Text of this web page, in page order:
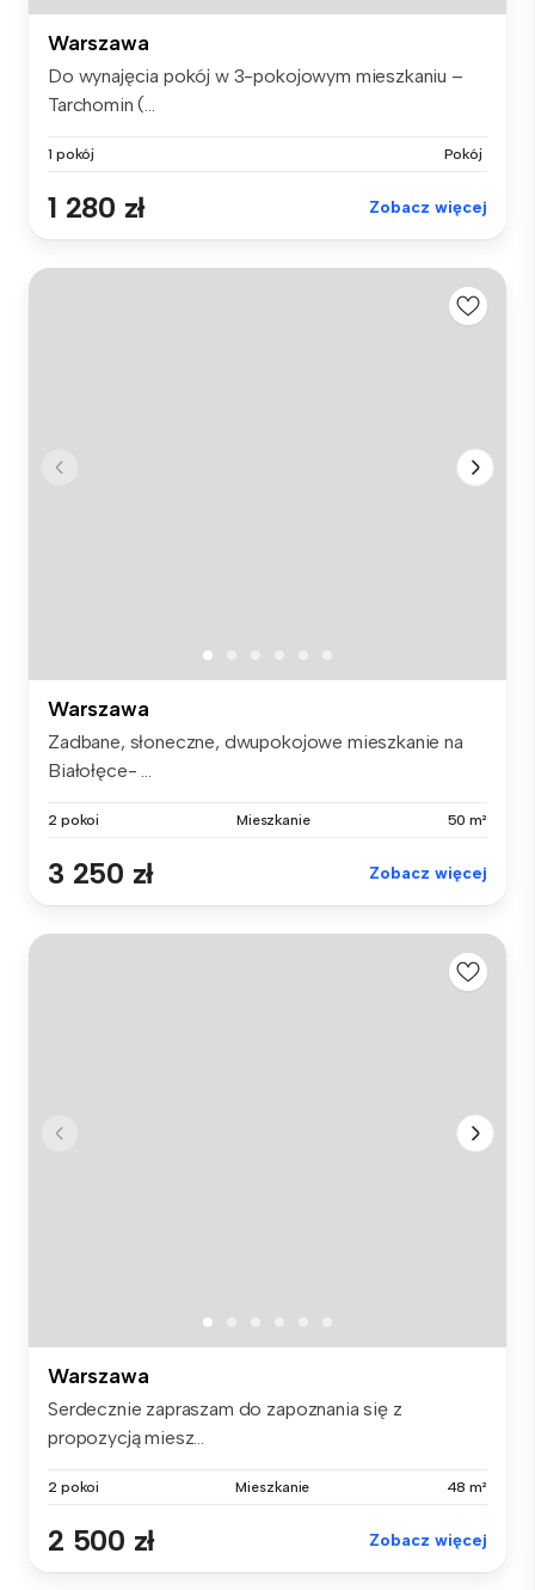
Warszawa
Do wynajęcia pokój w 3-pokojowym mieszkaniu –
Tarchomin (...
1 pokój Pokój
1 280 zł Zobacz więcej
Warszawa
Zadbane, słoneczne, dwupokojowe mieszkanie na
Białołęce- ...
2 pokoi Mieszkanie 50 m²
3 250 zł Zobacz więcej
Warszawa
Serdecznie zapraszam do zapoznania się z
propozycją miesz...
2 pokoi Mieszkanie 48 m²
2 500 zł Zobacz więcej